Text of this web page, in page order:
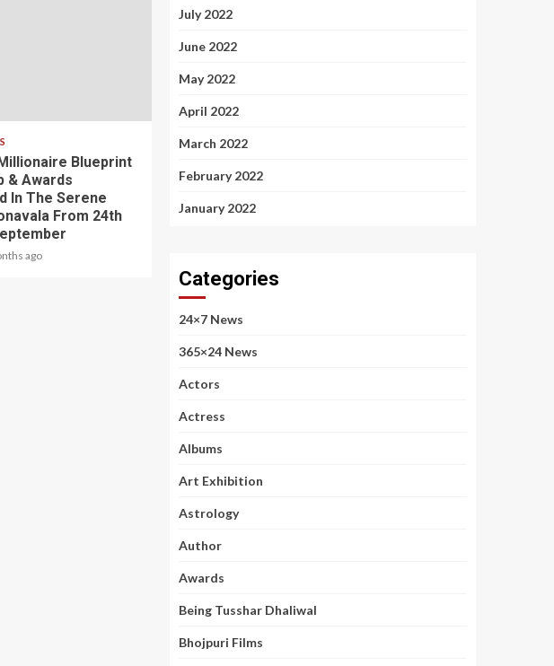
Blueprint
& Awards
In The Serene
From 24th
ago
July 2022
June 2022
May 2022
April 2022
March 2022
February 2022
January 2022
Categories
24×7 News
365×24 News
Actors
Actress
Albums
Art Exhibition
Astrology
Author
Awards
Being Tusshar Dhaliwal
Bhojpuri Films